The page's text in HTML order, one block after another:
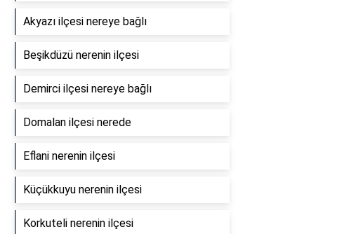
Akyazı ilçesi nereye bağlı
Beşikdüzü nerenin ilçesi
Demirci ilçesi nereye bağlı
Domalan ilçesi nerede
Eflani nerenin ilçesi
Küçükkuyu nerenin ilçesi
Korkuteli nerenin ilçesi